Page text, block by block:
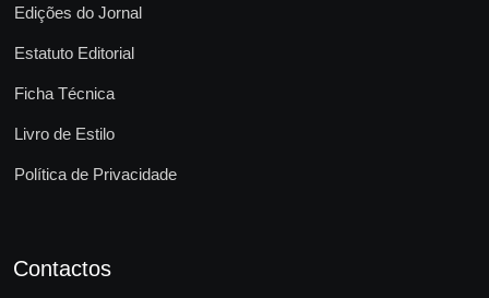
Edições do Jornal
Estatuto Editorial
Ficha Técnica
Livro de Estilo
Política de Privacidade
Contactos